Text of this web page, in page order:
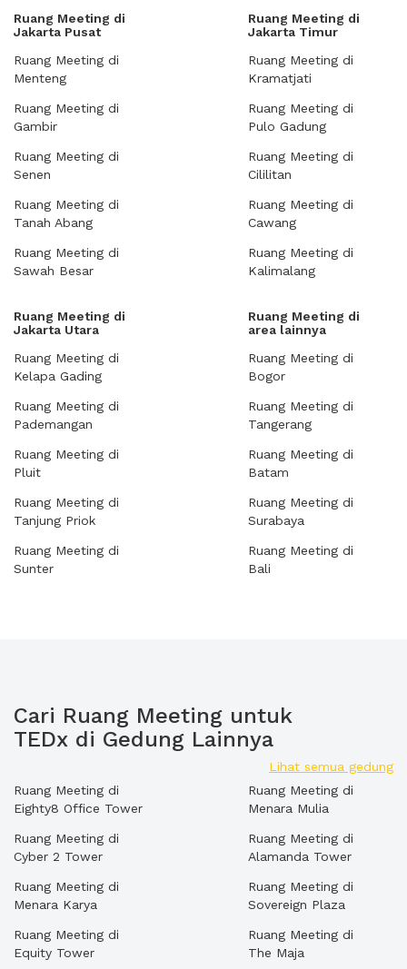
Ruang Meeting di
Jakarta Pusat
Ruang Meeting di
Menteng
Ruang Meeting di
Gambir
Ruang Meeting di
Senen
Ruang Meeting di
Tanah Abang
Ruang Meeting di
Sawah Besar
Ruang Meeting di
Jakarta Timur
Ruang Meeting di
Kramatjati
Ruang Meeting di
Pulo Gadung
Ruang Meeting di
Cililitan
Ruang Meeting di
Cawang
Ruang Meeting di
Kalimalang
Ruang Meeting di
Jakarta Utara
Ruang Meeting di
Kelapa Gading
Ruang Meeting di
Pademangan
Ruang Meeting di
Pluit
Ruang Meeting di
Tanjung Priok
Ruang Meeting di
Sunter
Ruang Meeting di
area lainnya
Ruang Meeting di
Bogor
Ruang Meeting di
Tangerang
Ruang Meeting di
Batam
Ruang Meeting di
Surabaya
Ruang Meeting di
Bali
Cari Ruang Meeting untuk
TEDx di Gedung Lainnya
Lihat semua gedung
Ruang Meeting di
Eighty8 Office Tower
Ruang Meeting di
Cyber 2 Tower
Ruang Meeting di
Menara Karya
Ruang Meeting di
Equity Tower
Ruang Meeting di
Menara Mulia
Ruang Meeting di
Alamanda Tower
Ruang Meeting di
Sovereign Plaza
Ruang Meeting di
The Maja